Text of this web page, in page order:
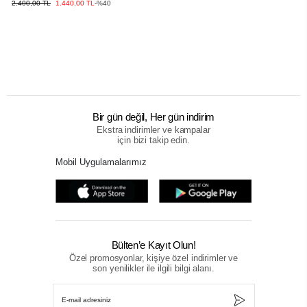
2.400,00 TL 1.440,00 TL -%40
Bir gün değil, Her gün indirim
Ekstra indirimler ve kampalar
için bizi takip edin.
Mobil Uygulamalarımız
Bülten’e Kayıt Olun!
Özel promosyonlar, kişiye özel indirimler ve
son yenilikler ile ilgili bilgi alanı.